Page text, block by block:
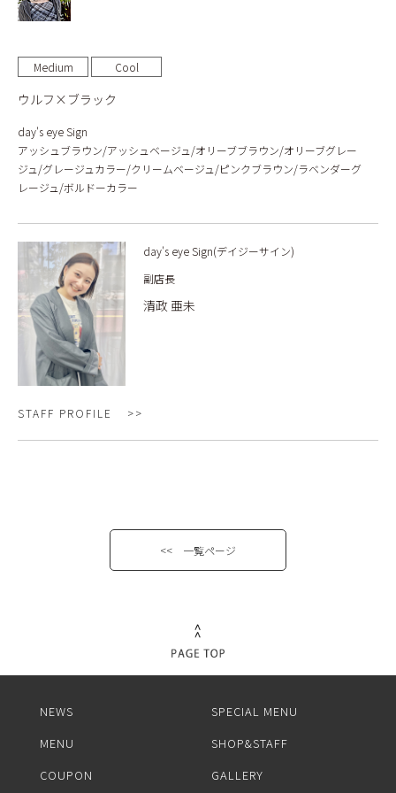
Medium Cool
ウルフ×ブラック
day's eye Sign
アッシュブラウン/アッシュベージュ/オリーブブラウン/オリーブグレー
ジュ/グレージュカラー/クリームベージュ/ピンクブラウン/ラベンダーグ
レージュ/ボルドーカラー
day's eye Sign(デイジーサイン)
副店長
清政 亜未
STAFF PROFILE
<< 一覧ページ
NEWS
SPECIAL MENU
MENU
SHOP&STAFF
COUPON
GALLERY